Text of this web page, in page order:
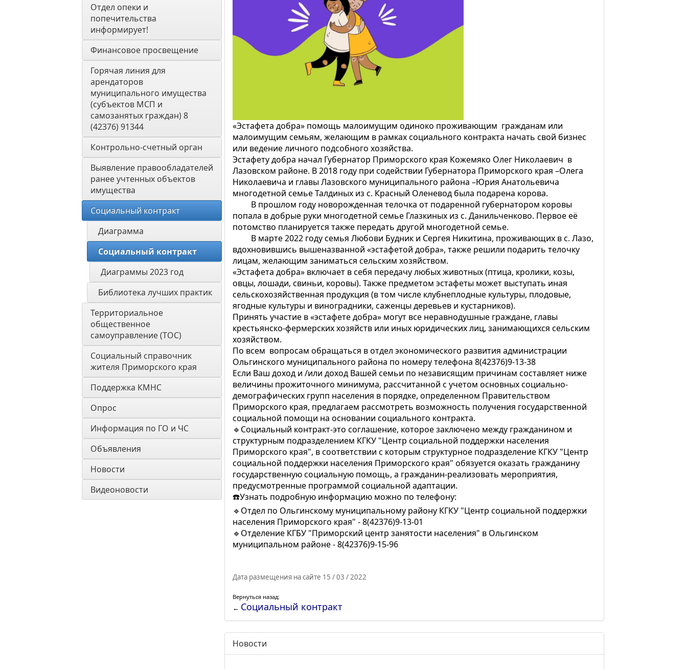
Отдел опеки и
попечительства
информирует!
Финансовое просвещение
Горячая линия для
арендаторов
муниципального имущества
(субъектов МСП и
самозанятых граждан) 8
(42376) 91344
Контрольно-счетный орган
Выявление правообладателей
ранее учтенных объектов
имущества
Социальный контракт
Диаграмма
Социальный контракт
Диаграммы 2023 год
Библиотека лучших практик
Территориальное
общественное
самоуправление (ТОС)
Социальный справочник
жителя Приморского края
Поддержка КМНС
Опрос
Информация по ГО и ЧС
Объявления
Новости
Видеоновости
«Эстафета добра» помощь малоимущим одиноко проживающим гражданам или
малоимущим семьям, желающим в рамках социального контракта начать свой бизнес
или ведение личного подсобного хозяйства.
Эстафету добра начал Губернатор Приморского края Кожемяко Олег Николаевич в
Лазовском районе. В 2018 году при содействии Губернатора Приморского края –Олега
Николаевича и главы Лазовского муниципального района –Юрия Анатольевича
многодетной семье Талдиных из с. Красный Оленевод была подарена корова.
В прошлом году новорожденная телочка от подаренной губернатором коровы
попала в добрые руки многодетной семье Глазкиных из с. Данильченково. Первое её
потомство планируется также передать другой многодетной семье.
В марте 2022 году семья Любови Будник и Сергея Никитина, проживающих в с. Лазо,
вдохновившись вышеназванной «эстафетой добра», также решили подарить телочку
лицам, желающим заниматься сельским хозяйством.
«Эстафета добра» включает в себя передачу любых животных (птица, кролики, козы,
овцы, лошади, свиньи, коровы). Также предметом эстафеты может выступать иная
сельскохозяйственная продукция (в том числе клубнеплодные культуры, плодовые,
ягодные культуры и виноградники, саженцы деревьев и кустарников).
Принять участие в «эстафете добра» могут все неравнодушные граждане, главы
крестьянско-фермерских хозяйств или иных юридических лиц, занимающихся сельским
хозяйством.
По всем вопросам обращаться в отдел экономического развития администрации
Ольгинского муниципального района по номеру телефона 8(42376)9-13-38
Если Ваш доход и /или доход Вашей семьи по независящим причинам составляет ниже
величины прожиточного минимума, рассчитанной с учетом основных социально-
демографических групп населения в порядке, определенном Правительством
Приморского края, предлагаем рассмотреть возможность получения государственной
социальной помощи на основании социального контракта.
🔹Социальный контракт-это соглашение, которое заключено между гражданином и
структурным подразделением КГКУ "Центр социальной поддержки населения
Приморского края", в соответствии с которым структурное подразделение КГКУ "Центр
социальной поддержки населения Приморского края" обязуется оказать гражданину
государственную социальную помощь, а гражданин-реализовать мероприятия,
предусмотренные программой социальной адаптации.
☎️Узнать подробную информацию можно по телефону:
🔹Отдел по Ольгинскому муниципальному району КГКУ "Центр социальной поддержки
населения Приморского края" - 8(42376)9-13-01
🔹Отделение КГБУ "Приморский центр занятости населения" в Ольгинском
муниципальном районе - 8(42376)9-15-96
Дата размещения на сайте 15 / 03 / 2022
Вернуться назад:
← Социальный контракт
Новости